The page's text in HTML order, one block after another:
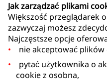
Jak zarządzać plikami
Większość przeglądarek
zazwyczaj możesz
Najczęstsze opcje
nie akceptować
pytać użytkownika o
cookie z osobna,